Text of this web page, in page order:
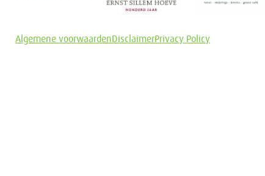
Algemene voorwaardenDisclaimerPrivacy Policy